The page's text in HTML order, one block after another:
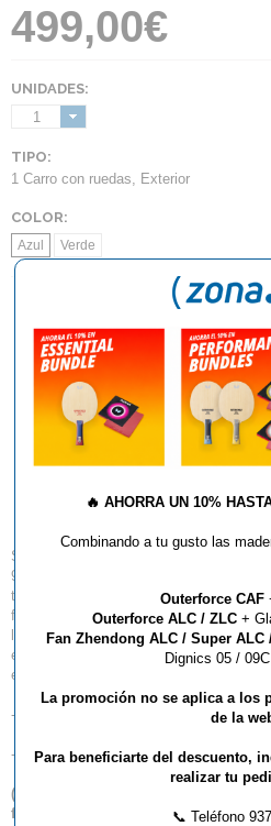
499,00€
UNIDADES:
1
TIPO:
1 Carro con ruedas
Exterior
COLOR:
Azul Verde
Mesa De
Sponeta S1-
)
Sponeta es el mayor fabricante de
90 países y con fábrica exclusiva en
todo el mundo y muy reconocidas
fabricación de sus mesas. Certificación
laboratorio propios y el uso de
elección perfecta para cualquier tipo de
exterior y hobby. Sponeta: Pura
- Tablero de resina de melamina de 4
- Superficie superior resistente a la
(
facturación.
🔥 AHORRA UN 10%
Combinando a tu gusto las
Outerforce CAF
Outerforce ALC / ZLC+
Fan Zhendong ALC / Super ALC
Dignics 05 /
La promoción no se aplica a los
de la
Para beneficiarte del descuento,
realizar tu
📞 Teléfono